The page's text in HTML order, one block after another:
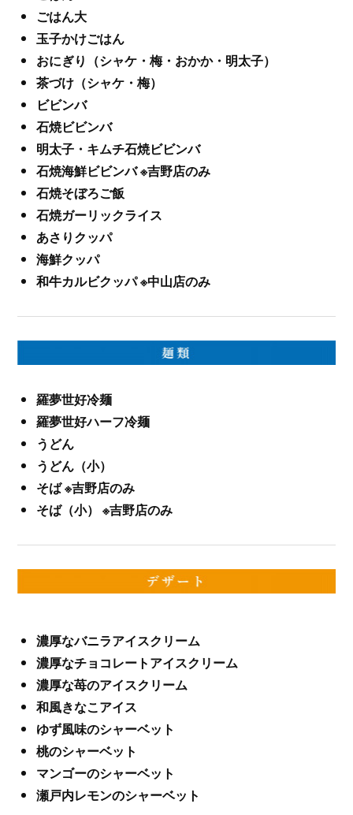
ごはん大
玉子かけごはん
おにぎり（シャケ・梅・おかか・明太子）
茶づけ（シャケ・梅）
ビビンバ
石焼ビビンバ
明太子・キムチ石焼ビビンバ
石焼海鮮ビビンバ ※吉野店のみ
石焼そぼろご飯
石焼ガーリックライス
あさりクッパ
海鮮クッパ
和牛カルビクッパ ※中山店のみ
羅夢世好冷麺
羅夢世好ハーフ冷麺
うどん
うどん（小）
そば ※吉野店のみ
そば（小） ※吉野店のみ
濃厚なバニラアイスクリーム
濃厚なチョコレートアイスクリーム
濃厚な苺のアイスクリーム
和風きなこアイス
ゆず風味のシャーベット
桃のシャーベット
マンゴーのシャーベット
瀬戸内レモンのシャーベット